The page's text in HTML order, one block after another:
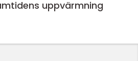
uppvärmning